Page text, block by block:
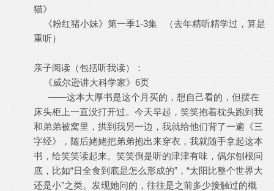
猫》
《粉红猪小妹》第一季1-3集 （去年精听精学过，算是
重听）
亲子阅读（包括听我读）：
《威尔逊讲大科学家》6页
——这本大厚书是这个月买的，想自己看的，但摆在
床头柜上一直没打开过。今天早起，笑笑抱着枕头跑到我
和弟弟被窝里，拱到我另一边，我就给他们背了一遍《三
字经》，随后姥姥把弟弟抱出来穿衣，我就随手拿起这本
书，给笑笑读起来。笑笑倒是听的津津有味，偶尔刨根问
底，比如“日全食到底是怎么形成的”，“太阳比整个世界大
还是小”之类。发现她问的，往往是之前多少接触过的概